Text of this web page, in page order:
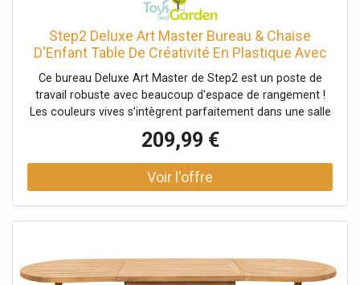
Step2 Deluxe Art Master Bureau & Chaise
D'Enfant Table De Créativité En Plastique Avec
Espace De Rangement
Ce bureau Deluxe Art Master de Step2 est un poste de
travail robuste avec beaucoup d'espace de rangement !
Les couleurs vives s'intègrent parfaitement dans une salle
de jeux ou une chambre. Les petits artistes développeront
leur motricité fine en dessinant, peignant et écrivant avec
cet ensemble table à dessin et chaise. Laissez le jeu
créatif et artistique commencer avec cette table à dessin
rangement pour les fournitures artistiques. *
Compartiments verticaux pour les livres et les tablettes. *
209,99 €